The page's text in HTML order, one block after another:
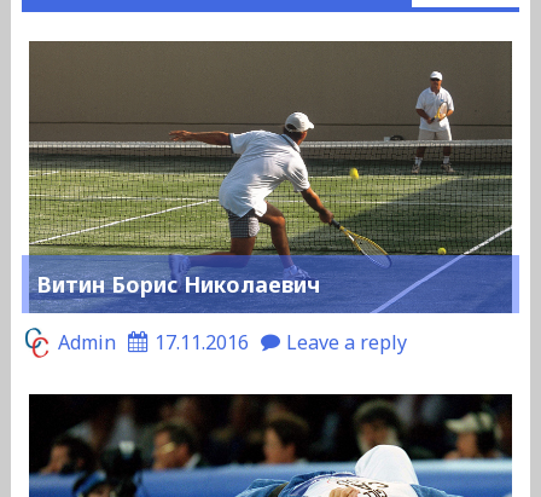
Витин Борис Николаевич
Admin 17.11.2016 Leave a reply